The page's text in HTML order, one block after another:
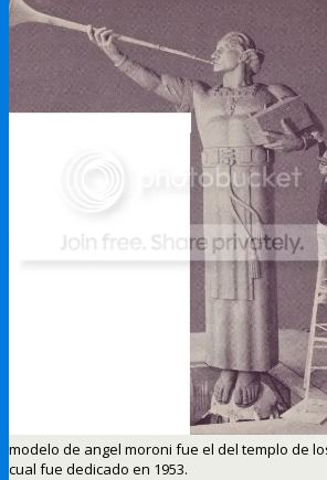
modelo de angel moroni fue el del templo de
cual fue dedicado en 1953.